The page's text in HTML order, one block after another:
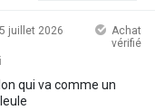
juillet 2026
Achat
vérifié
qui va comme un